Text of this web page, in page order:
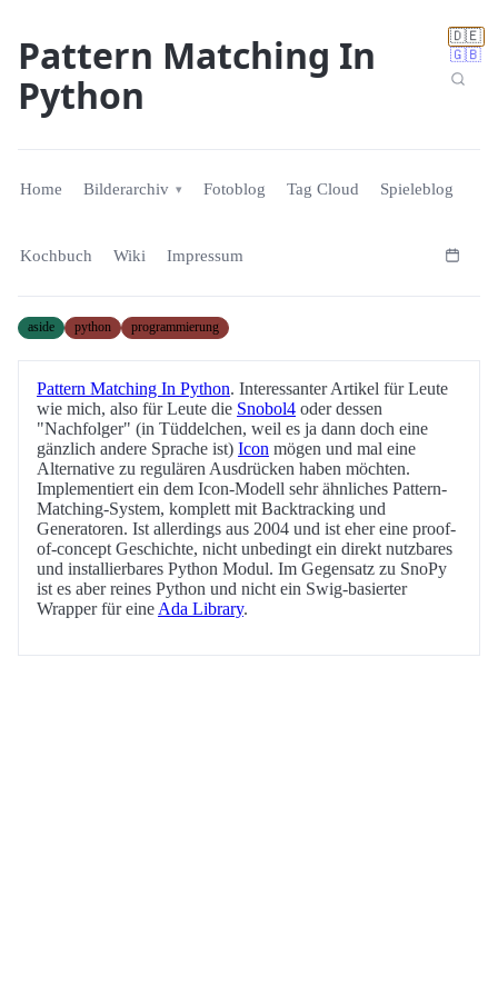
🇩🇪
🇬🇧
Pattern Matching In
Python
Home Bilderarchiv Fotoblog Tag Cloud Spieleblog
Kochbuch Wiki Impressum
aside python programmierung
Pattern Matching In Python. Interessanter Artikel für Leute
wie mich, also für Leute die Snobol4 oder dessen
"Nachfolger" (in Tüddelchen, weil es ja dann doch eine
gänzlich andere Sprache ist) Icon mögen und mal eine
Alternative zu regulären Ausdrücken haben möchten.
Implementiert ein dem Icon-Modell sehr ähnliches Pattern-
Matching-System, komplett mit Backtracking und
Generatoren. Ist allerdings aus 2004 und ist eher eine proof-
of-concept Geschichte, nicht unbedingt ein direkt nutzbares
und installierbares Python Modul. Im Gegensatz zu SnoPy
ist es aber reines Python und nicht ein Swig-basierter
Wrapper für eine Ada Library.